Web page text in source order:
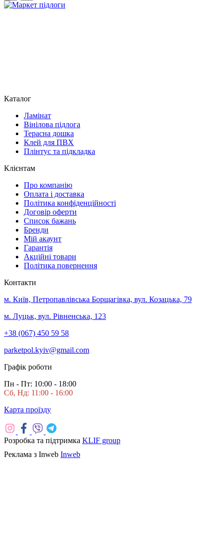
Каталог
Ламінат
Вінілова підлога
Терасна дошка
Клей для ПВХ
Плінтус та підкладка
Клієнтам
Про компанію
Оплата і доставка
Політика конфіденційності
Договір оферти
Список бажань
Бренди
Мій акаунт
Гарантія
Акційні товари
Політика повернення
Контакти
м. Київ, Петропавлівська Борщагівка, вул. Козацька, 79
м. Луцьк, вул. Рівненська, 123
+38 (067) 450 59 58
parketpol.kyiv@gmail.com
Графік роботи
Пн - Пт: 10:00 - 18:00
Сб, Нд: 11:00 - 16:00
Карта проїзду
Розробка та підтримка KLIF group
Реклама з Inweb Inweb